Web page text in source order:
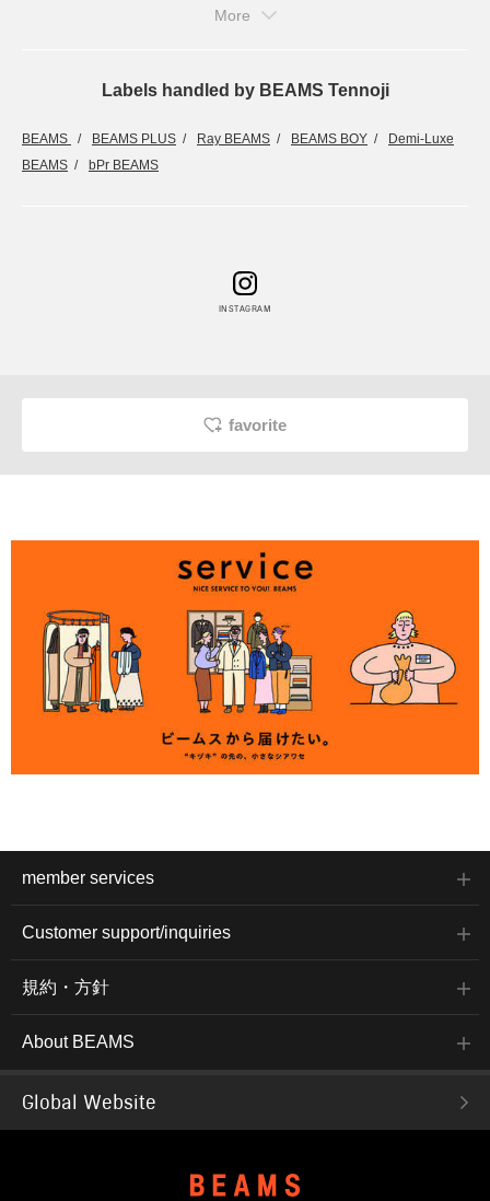
More
Labels handled by BEAMS Tennoji
BEAMS BEAMS PLUS Ray BEAMS BEAMS BOY
Demi-Luxe
BEAMS
bPr BEAMS
INSTAGRAM
favorite
member services
Customer support/inquiries
規約・方針
About BEAMS
Global Website